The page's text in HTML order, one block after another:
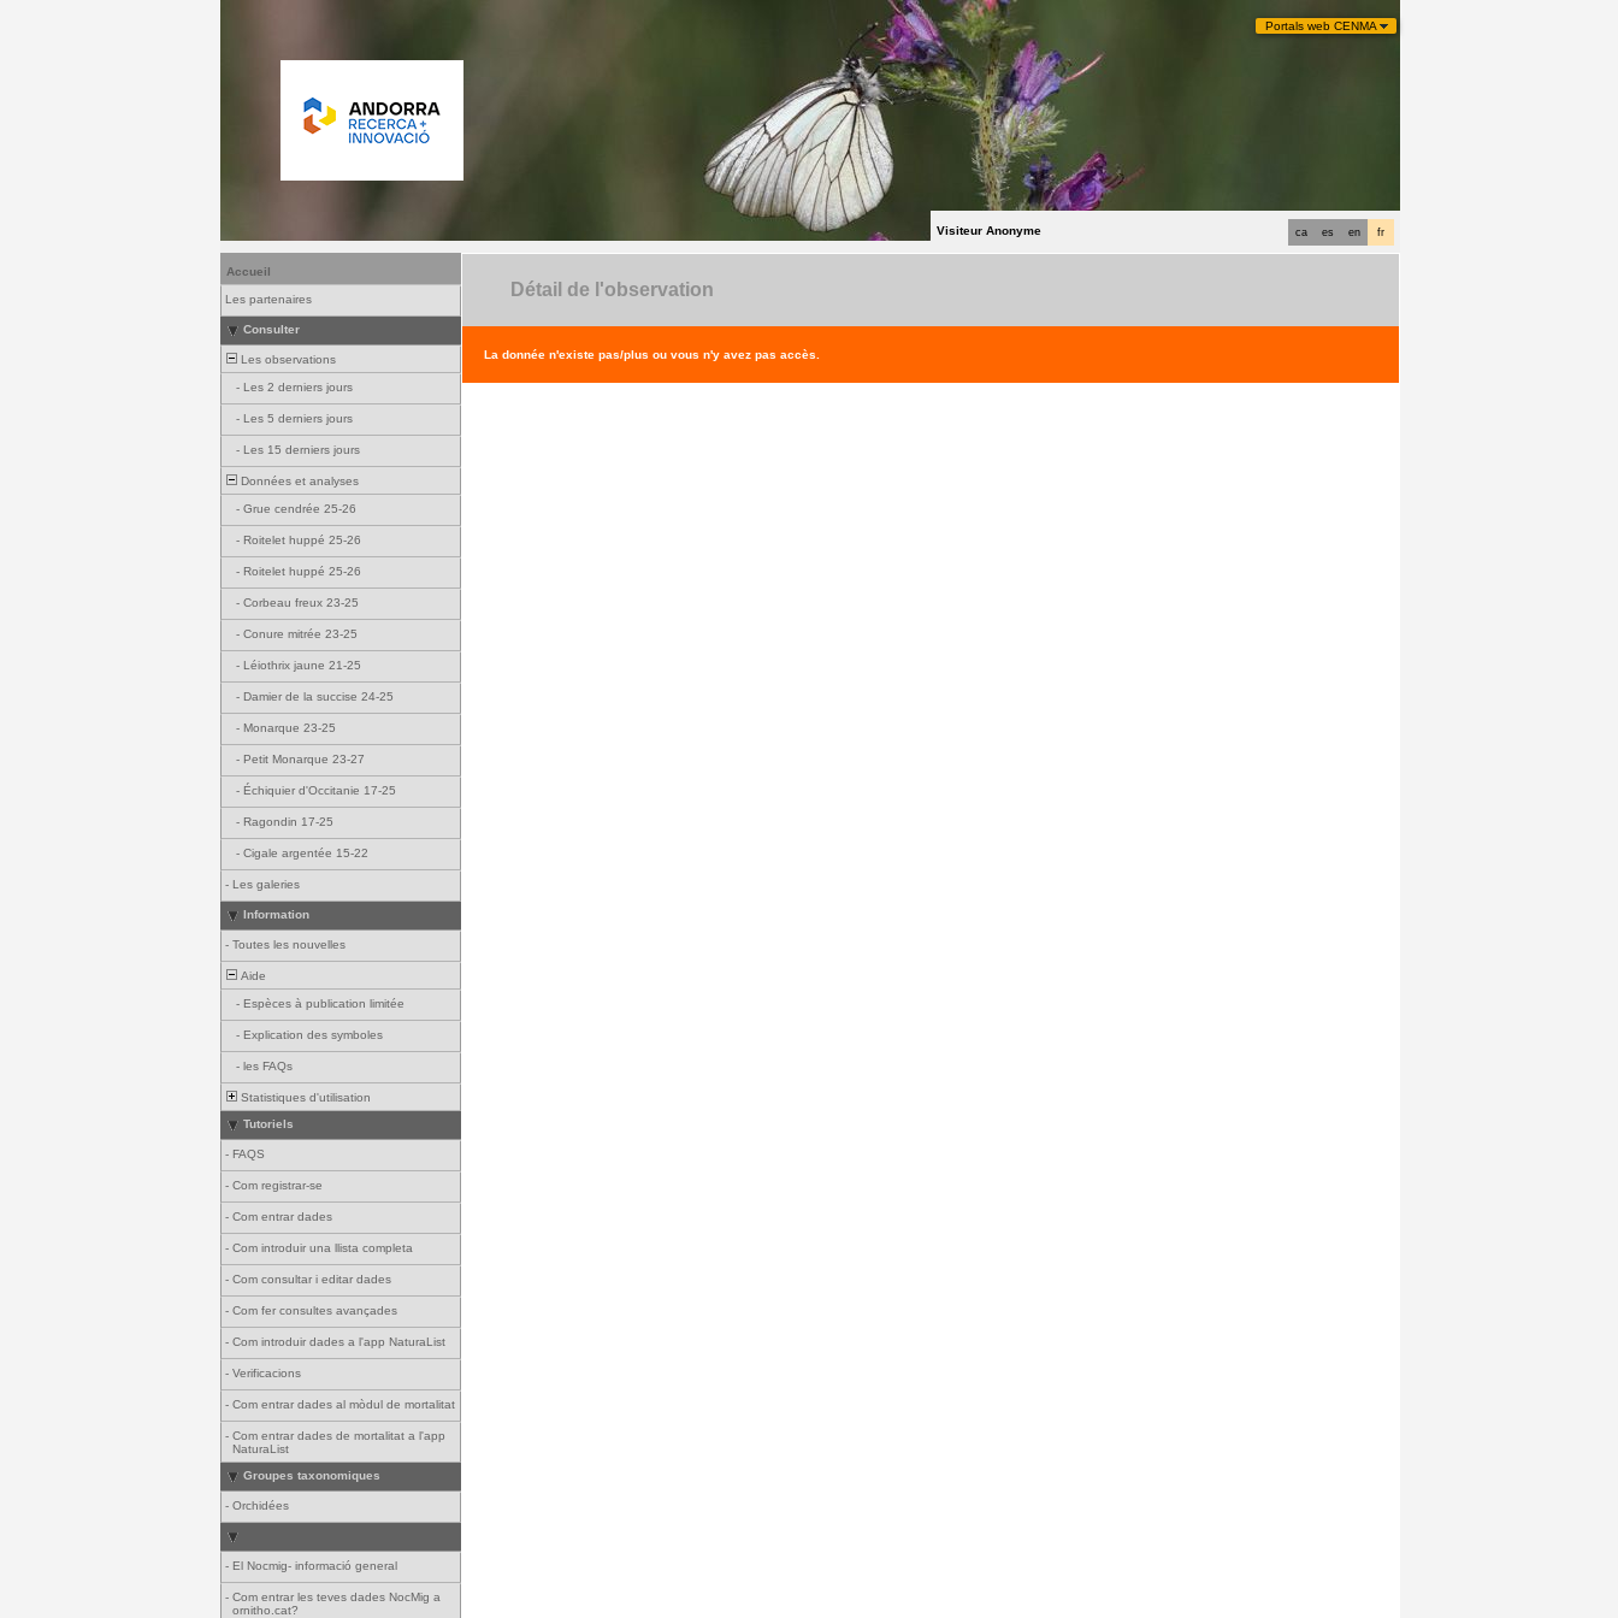
Portals web CENMA
fr
en
es
ca
Visiteur Anonyme
Accueil
Les partenaires
Consulter
Les observations
- Les 2 derniers jours
- Les 5 derniers jours
- Les 15 derniers jours
Données et analyses
- Grue cendrée 25-26
- Roitelet huppé 25-26
- Roitelet huppé 25-26
- Corbeau freux 23-25
- Conure mitrée 23-25
- Léiothrix jaune 21-25
- Damier de la succise 24-25
- Monarque 23-25
- Petit Monarque 23-27
- Échiquier d'Occitanie 17-25
- Ragondin 17-25
- Cigale argentée 15-22
- Les galeries
Information
- Toutes les nouvelles
Aide
- Espèces à publication limitée
- Explication des symboles
- les FAQs
Statistiques d'utilisation
Tutoriels
- FAQS
- Com registrar-se
- Com entrar dades
- Com introduir una llista completa
- Com consultar i editar dades
- Com fer consultes avançades
- Com introduir dades a l'app NaturaList
- Verificacions
- Com entrar dades al mòdul de mortalitat
- Com entrar dades de mortalitat a l'app
NaturaList
Groupes taxonomiques
- Orchidées
- El Nocmig- informació general
- Com entrar les teves dades NocMig a
ornitho.cat?
Détail de l'observation
La donnée n'existe pas/plus ou vous n'y avez pas accès.